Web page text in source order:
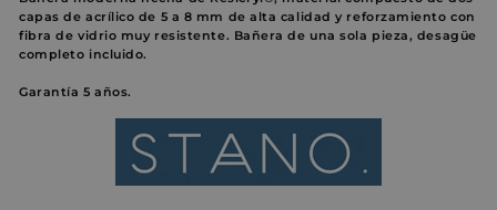
capas de acrílico de 5 a 8 mm de alta calidad y reforzamiento con
fibra de vidrio muy resistente. Bañera de una sola pieza, desagüe
completo incluido.
Garantía 5 años.